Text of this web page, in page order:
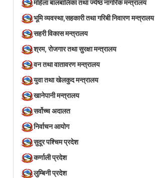
महिला बालबालिका तथा ज्येष्ठ नागरिक मन्त्रालय
भूमि व्यवस्था,सहकारी तथा गरिबी निवारण मन्त्रालय
सहरी विकास मन्त्रालय
श्रम, रोजगार तथा सुरक्षा मन्त्रालय
वन तथा वातावरण मन्त्रालय
युवा तथा खेलकुद मन्त्रालय
खानेपानी मन्त्रालय
सर्वोच्च अदालत
निर्वाचन आयोग
सुदूर पश्चिम प्रदेश
कर्णाली प्रदेश
लुम्बिनी प्रदेश